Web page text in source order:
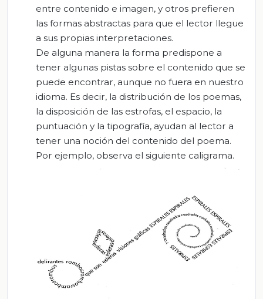
entre contenido e imagen, y otros prefieren
las formas abstractas para que el lector llegue
a sus propias interpretaciones.
De alguna manera la forma predispone a
tener algunas pistas sobre el contenido que se
puede encontrar, aunque no fuera en nuestro
idioma. Es decir, la distribución de los poemas,
la disposición de las estrofas, el espacio, la
puntuación y la tipografía, ayudan al lector a
tener una noción del contenido del poema.
Por ejemplo, observa el siguiente caligrama.